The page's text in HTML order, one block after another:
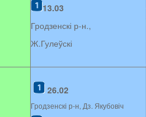
13.03
Гродзенскі р-н.,
Ж.Гулеўскі
26.02
Гродзенскі р-н, Дз. Якубовіч